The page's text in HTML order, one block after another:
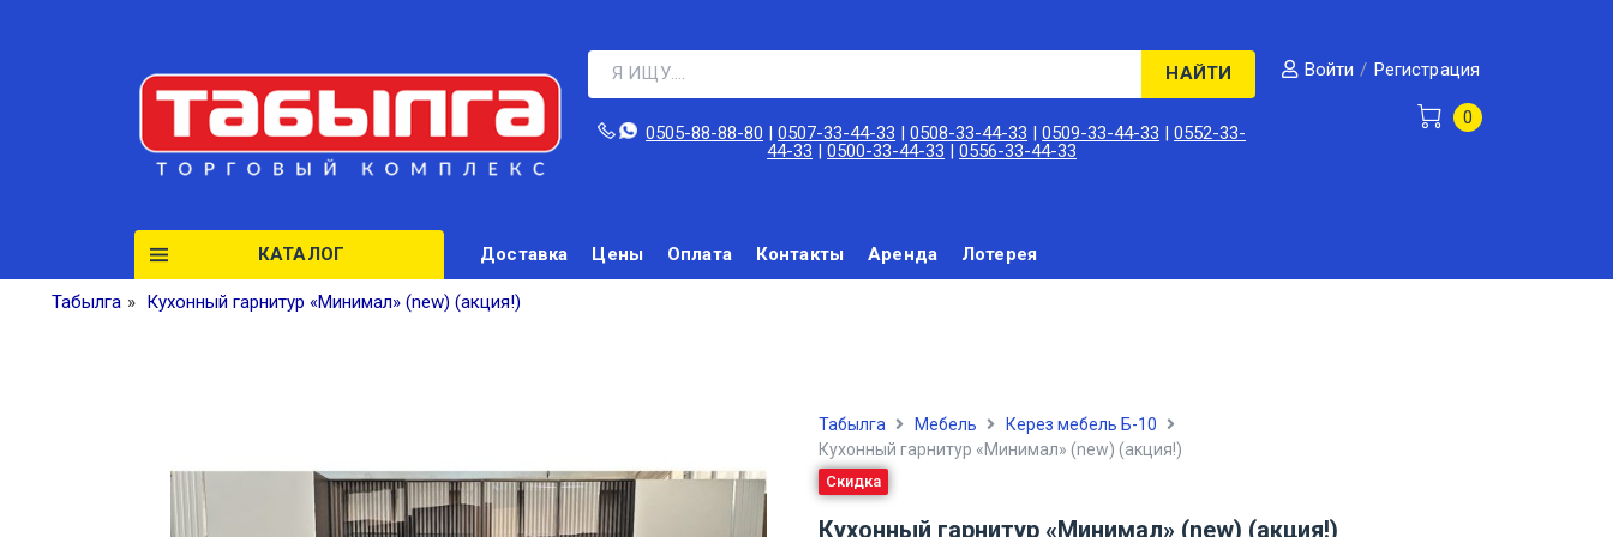
НАЙТИ
0505-88-88-80‬ |0507-33-44-33 |0508-33-44-33 |0509-33-44-33 |0552-33-
44-33 |0500-33-44-33 |0556-33-44-33
Войти / Регистрация
0
КАТАЛОГ Доставка Цены Оплата Контакты Аренда Лотерея
Табылга » Кухонный гарнитур «Минимал» (new) (акция!)
Табылга Мебель
Керез мебель Б-10
Кухонный гарнитур «Минимал» (new) (акция!)
Скидка
Кухонный гарнитур «Минимал» (new) (акция!)